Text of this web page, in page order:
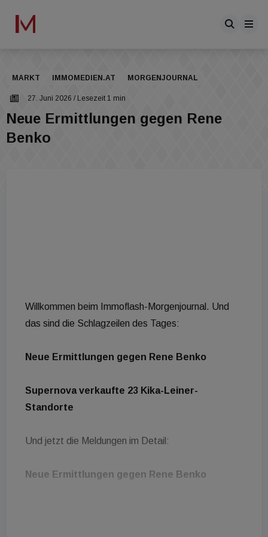
MARKT IMMOMEDIEN.AT MORGENJOURNAL
27. Juni 2026 / Lesezeit 1 min
Neue Ermittlungen gegen Rene
Benko
Willkommen beim Immoflash-Morgenjournal. Und
das sind die Schlagzeilen des Tages:
Neue Ermittlungen gegen Rene Benko
Supernova verkaufte 23 Kika-Leiner-
Standorte
Und jetzt die Meldungen im Detail:
Neue Ermittlungen gegen Rene Benko